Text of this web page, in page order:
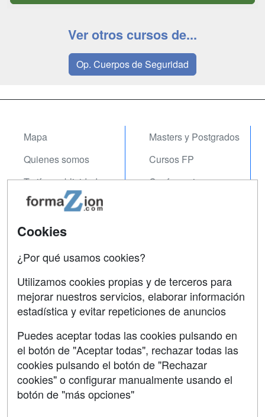
Ver otros cursos de...
Op. Cuerpos de Seguridad
Mapa
Quienes somos
Tarifas publicidad
Acceso Usuarios
Acceso Centros
Masters y Postgrados
Cursos FP
Conferencias
Contactar
Confidencialidad
Aviso legal
Copyleft
Cookies
¿Por qué usamos cookies?
Utilizamos cookies propias y de terceros para
mejorar nuestros servicios, elaborar información
estadística y evitar repeticiones de anuncios
Puedes aceptar todas las cookies pulsando en
el botón de "Aceptar todas", rechazar todas las
cookies pulsando el botón de "Rechazar
cookies" o configurar manualmente usando el
botón de "más opciones"